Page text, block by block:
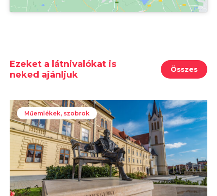
Ezeket a látnivalókat is
neked ajánljuk
Összes
Műemlékek, szobrok